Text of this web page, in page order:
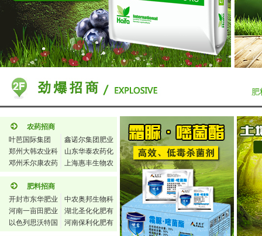
肥
农药招商
叶芭国际集团
鑫诺尔集团肥业
科技
郑州大韩农业科
技有限公司
山东华泰农药化
工有限公司
邓州禾尔康农药
化工责任有限公
司
上海惠丰生物农
药有限公司
肥料招商
开封市东华肥业
中农奥邦生物科
技(北京)
河南一亩田肥业
有限公司
湖北圣化化肥有
限公司
以色列思沃特国
际集团
河南保利化肥有
限公司